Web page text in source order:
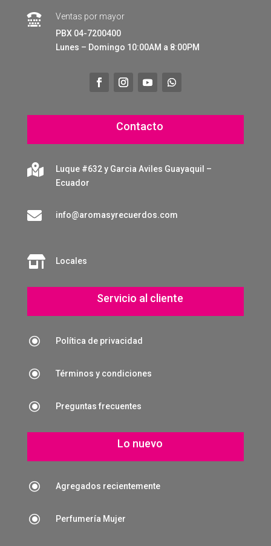

Ventas por mayor
PBX 04-7200400
Lunes – Domingo 10:00AM a 8:00PM
Contacto

Luque #632 y Garcia Aviles Guayaquil –
Ecuador
 info@aromasyrecuerdos.com
 Locales
Servicio al cliente
\ Política de privacidad
\ Términos y condiciones
\ Preguntas frecuentes
Lo nuevo
\ Agregados recientemente
\ Perfumería Mujer